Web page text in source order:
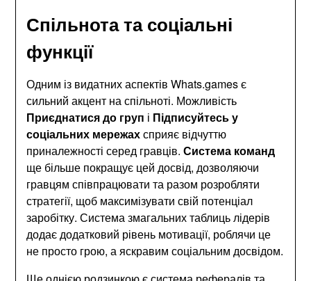
Спільнота та соціальні
функції
Одним із видатних аспектів Whats.games є
сильний акцент на спільноті. Можливість
Приєднатися до груп і Підписуйтесь у
соціальних мережахсприяє відчуттю
приналежності серед гравців.Система команд
ще більше покращує цей досвід, дозволяючи
гравцям співпрацювати та разом розробляти
стратегії, щоб максимізувати свій потенціал
заробітку. Система змагальних таблиць лідерів
додає додатковий рівень мотивації, роблячи це
не просто грою, а яскравим соціальним досвідом.